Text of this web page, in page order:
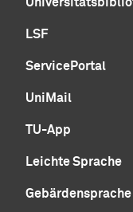
LSF
ServicePortal
UniMail
TU-App
Leichte Sprache
Gebärdensprache